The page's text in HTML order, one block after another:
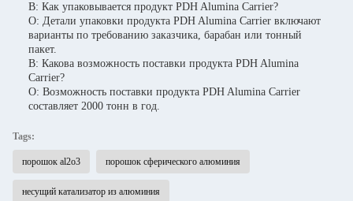
В: Как упаковывается продукт PDH Alumina Carrier?
О: Детали упаковки продукта PDH Alumina Carrier включают
варианты по требованию заказчика, барабан или тонный
пакет.
В: Какова возможность поставки продукта PDH Alumina
Carrier?
О: Возможность поставки продукта PDH Alumina Carrier
составляет 2000 тонн в год.
Tags:
порошок al2o3 порошок сферического алюминия
несущий катализатор из алюминия